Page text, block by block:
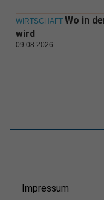
WIRTSCHAFT Wo in
wird
09.08.2026
Impressum